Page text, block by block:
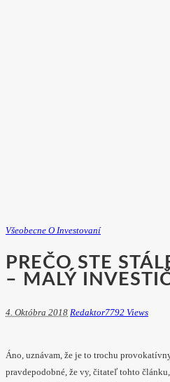
Všeobecne O Investovaní
PREČO STE
– MALÝ
4. Októbra 2018 Redaktor7792 Views
Áno, uznávam, že je to trochu
pravdepodobné, že vy, čitateľ tohto